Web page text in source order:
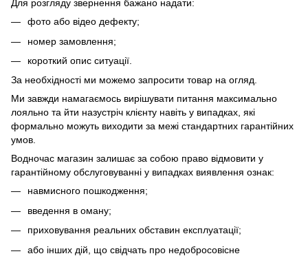
Для розгляду звернення бажано надати:
фото або відео дефекту;
номер замовлення;
короткий опис ситуації.
За необхідності ми можемо запросити товар на огляд.
Ми завжди намагаємось вирішувати питання максимально
лояльно та йти назустріч клієнту навіть у випадках, які
формально можуть виходити за межі стандартних гарантійних
умов.
Водночас магазин залишає за собою право відмовити у
гарантійному обслуговуванні у випадках виявлення ознак:
навмисного пошкодження;
введення в оману;
приховування реальних обставин експлуатації;
або інших дій, що свідчать про недобросовісне